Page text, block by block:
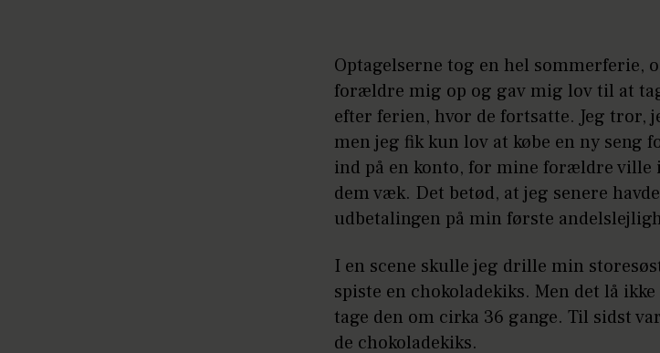
Optagelserne tog en hel sommerferie,
forældre mig op og gav mig lov til at
efter ferien, hvor de fortsatte. Jeg tror,
men jeg fik kun lov at købe en ny seng
ind på en konto, for mine forældre ville
dem væk. Det betød, at jeg senere
udbetalingen på min første
I en scene skulle jeg drille min
spiste en chokoladekiks. Men det lå
tage den om cirka 36 gange. Til sidst
de chokoladekiks.